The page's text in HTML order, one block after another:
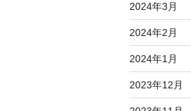
2024年3月
2024年2月
2024年1月
2023年12月